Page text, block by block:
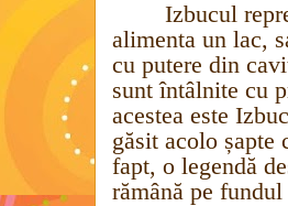
Izbucul
alimenta un lac,
cu putere din
sunt întâlnite cu
acestea este
găsit acolo șapte
fapt, o legendă
rămână pe